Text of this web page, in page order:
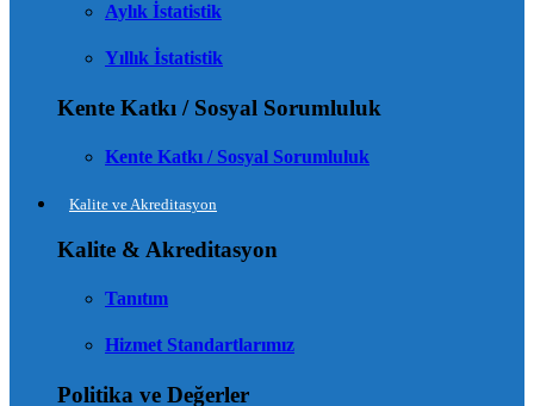
Aylık İstatistik
Yıllık İstatistik
Kente Katkı / Sosyal Sorumluluk
Kente Katkı / Sosyal Sorumluluk
Kalite ve Akreditasyon
Kalite & Akreditasyon
Tanıtım
Hizmet Standartlarımız
Politika ve Değerler